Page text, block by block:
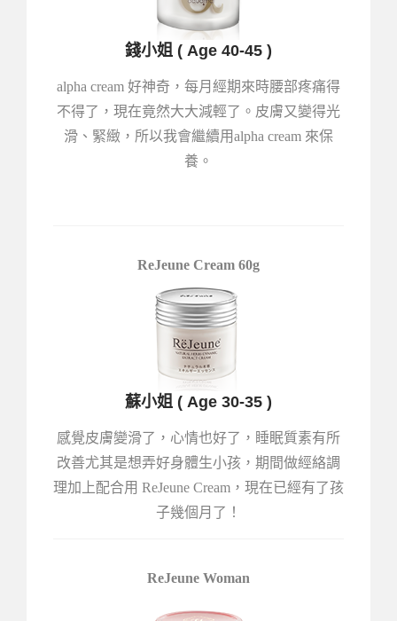
錢小姐 ( Age 40-45 )
alpha cream 好神奇，每月經期來時腰部疼痛得
不得了，現在竟然大大減輕了。皮膚又變得光
滑、緊緻，所以我會繼續用alpha cream 來保
養。
ReJeune Cream 60g
蘇小姐 ( Age 30-35 )
感覺皮膚變滑了，心情也好了，睡眠質素有所
改善尤其是想弄好身體生小孩，期間做經絡調
理加上配合用 ReJeune Cream，現在已經有了孩
子幾個月了！
ReJeune Woman